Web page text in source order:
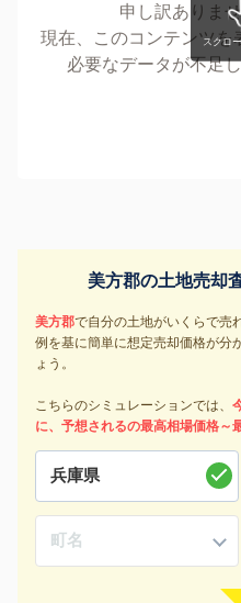
申し訳ありませ
現在、このコンテンツを
必要なデータが不足し
美方郡の土地売却
美方郡で自分の土地がいくらで売
例を基に簡単に想定売却価格が分
ょう。
こちらのシミュレーションでは、
に、予想されるの最高相場価格～